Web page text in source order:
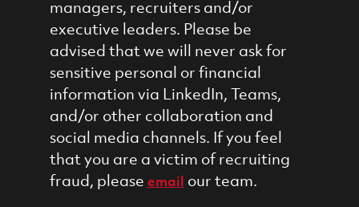
managers, recruiters and/or
executive leaders. Please be
advised that we will never ask for
sensitive personal or financial
information via LinkedIn, Teams,
and/or other collaboration and
social media channels. If you feel
that you are a victim of recruiting
fraud, please email our team.